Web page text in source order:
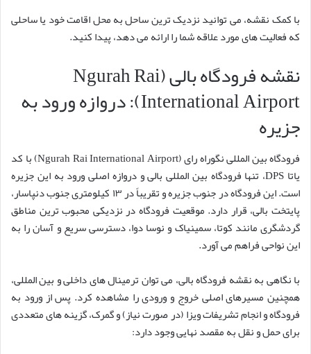
با کمک نقشه، می توانید نزدیک ترین ساحل به محل اقامت خود یا ساحلی
که فعالیت های مورد علاقه شما را ارائه می دهد، پیدا کنید.
نقشه فرودگاه بالی (Ngurah Rai
International Airport): دروازه ورود به
جزیره
فرودگاه بین المللی نگوراه رای (Ngurah Rai International Airport) با کد
یاتا DPS، تنها فرودگاه بین المللی بالی و دروازه اصلی ورود به این جزیره
است. این فرودگاه در جنوب جزیره و تقریباً در ۱۳ کیلومتری جنوب دنپاسار،
پایتخت بالی، قرار دارد. موقعیت فرودگاه در نزدیکی محبوب ترین مناطق
گردشگری مانند کوتا، سمینیاک و نوسا دوا، دسترسی سریع و آسان را به
این نواحی فراهم می آورد.
با نگاهی به نقشه فرودگاه بالی، می توان ترمینال های داخلی و بین المللی،
همچنین مسیرهای اصلی خروج و ورودی را مشاهده کرد. پس از ورود به
فرودگاه و انجام تشریفات ویزا (در صورت نیاز) و گمرک، گزینه های متعددی
برای حمل و نقل به مقصد نهایی وجود دارد: